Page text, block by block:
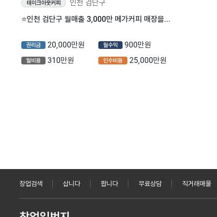
테이크아웃커피
인천 검단구
⭐인천 검단구 월매출 3,000만 메가커피 매장을 소개합니다 ⭐
권리금 20,000만원 월수익 900만원
월비용 310만원 인수비용 25,000만원
창업검색 삽니다 팝니다 무료상담 직거래매물